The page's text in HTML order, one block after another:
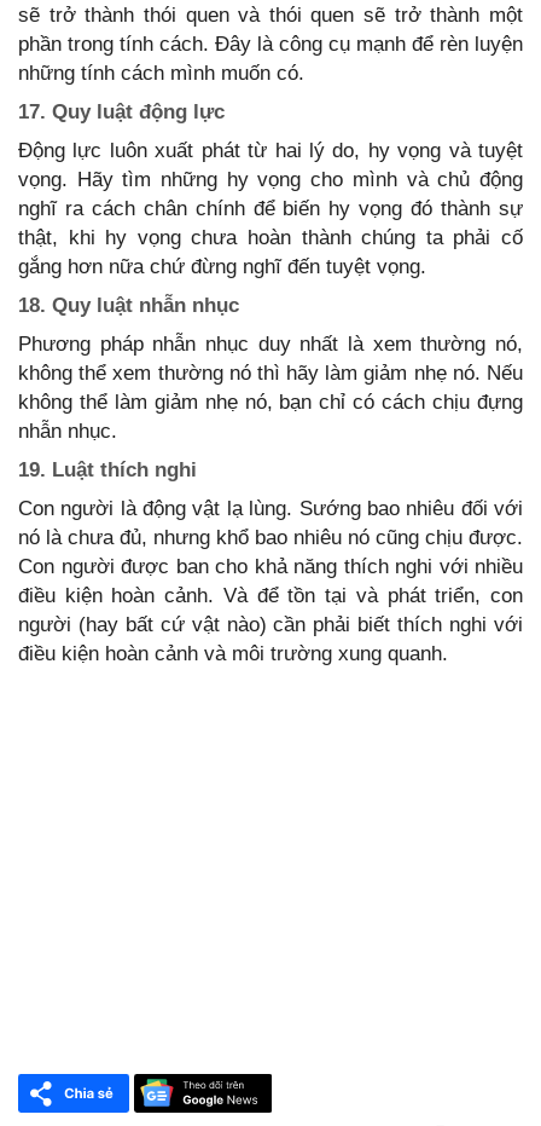
sẽ trở thành thói quen và thói quen sẽ trở thành một
phần trong tính cách. Đây là công cụ mạnh để rèn luyện
những tính cách mình muốn có.
17. Quy luật động lực
Động lực luôn xuất phát từ hai lý do, hy vọng và tuyệt
vọng. Hãy tìm những hy vọng cho mình và chủ động
nghĩ ra cách chân chính để biến hy vọng đó thành sự
thật, khi hy vọng chưa hoàn thành chúng ta phải cố
gắng hơn nữa chứ đừng nghĩ đến tuyệt vọng.
18. Quy luật nhẫn nhục
Phương pháp nhẫn nhục duy nhất là xem thường nó,
không thể xem thường nó thì hãy làm giảm nhẹ nó. Nếu
không thể làm giảm nhẹ nó, bạn chỉ có cách chịu đựng
nhẫn nhục.
19. Luật thích nghi
Con người là động vật lạ lùng. Sướng bao nhiêu đối với
nó là chưa đủ, nhưng khổ bao nhiêu nó cũng chịu được.
Con người được ban cho khả năng thích nghi với nhiều
điều kiện hoàn cảnh. Và để tồn tại và phát triển, con
người (hay bất cứ vật nào) cần phải biết thích nghi với
điều kiện hoàn cảnh và môi trường xung quanh.